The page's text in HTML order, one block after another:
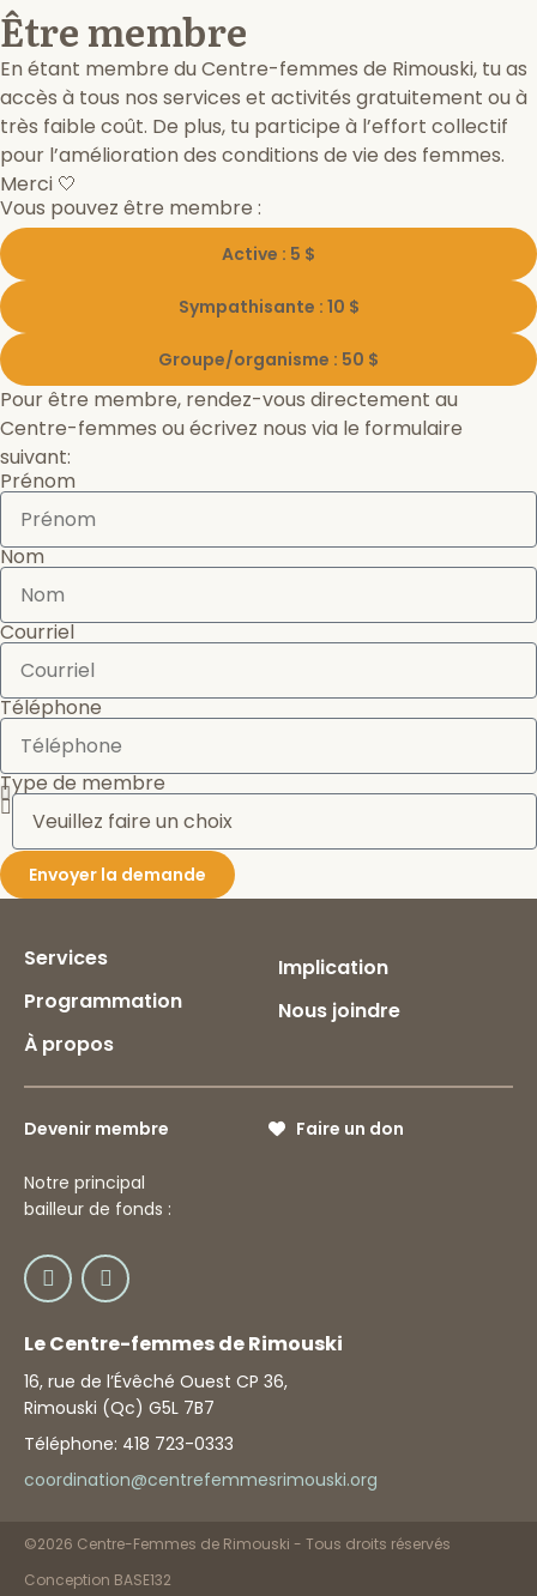
Être membre
En étant membre du Centre-femmes de Rimouski, tu as
accès à tous nos services et activités gratuitement ou à
très faible coût. De plus, tu participe à l’effort collectif
pour l’amélioration des conditions de vie des femmes.
Merci 🤍
Vous pouvez être membre :
Active : 5 $
Sympathisante : 10 $
Groupe/organisme : 50 $
Pour être membre, rendez-vous directement au
Centre-femmes ou écrivez nous via le formulaire
suivant:
Prénom
Nom
Courriel
Téléphone
Type de membre
Envoyer la demande
Le Centre-femmes de Rimouski
16, rue de l’Évêché Ouest CP 36,
Rimouski (Qc) G5L 7B7
Téléphone: 418 723-0333
coordination@centrefemmesrimouski.org
Services
Programmation
À propos
Implication
Nous joindre
Devenir membre Faire un don
Notre principal
bailleur de fonds :
©2026 Centre-Femmes de Rimouski - Tous droits réservés
Conception BASE132